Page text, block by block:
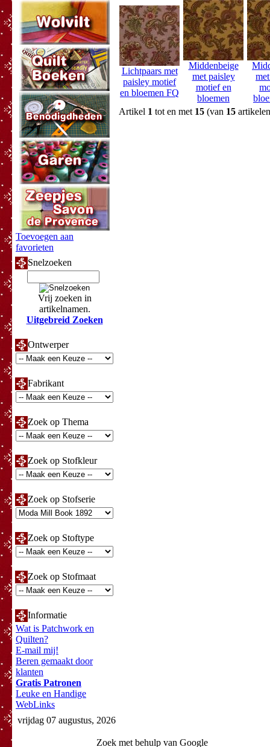
Toevoegen aan
favorieten
Snelzoeken
Vrij zoeken in
artikelnamen.
Uitgebreid Zoeken
Ontwerper
Fabrikant
Zoek op Thema
Zoek op Stofkleur
Zoek op Stofserie
Zoek op Stoftype
Zoek op Stofmaat
Informatie
Wat is Patchwork en
Quilten?
E-mail mij!
Beren gemaakt door
klanten
Gratis Patronen
Leuke en Handige
WebLinks
Lichtpaars met
paisley motief
en bloemen FQ
Middenbeige
met paisley
motief en
bloemen
Artikel 1 tot en met 15 (van 15
vrijdag 07 augustus, 2026
Zoek met behulp van Google